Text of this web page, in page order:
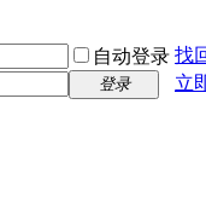
自动登录 找
登录
立